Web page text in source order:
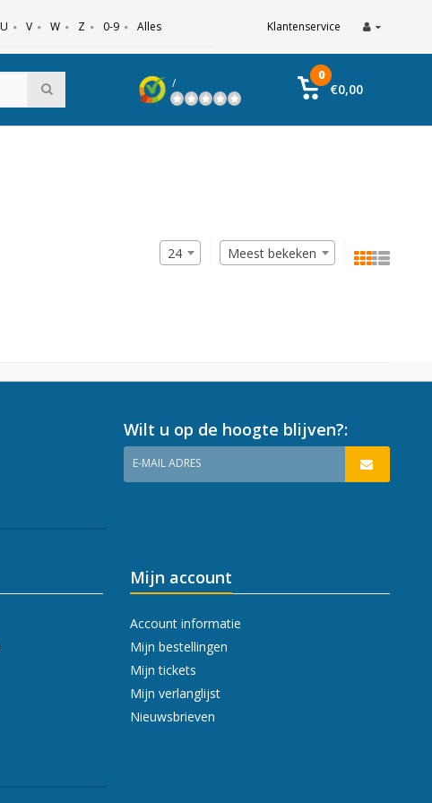
U V W Z 0-9 Alles Klantenservice
/
0
€0,00
Meest bekeken
24
Wilt u op de hoogte blijven?:
E-MAIL ADRES
Mijn account
Account informatie
Mijn bestellingen
Mijn tickets
Mijn verlanglijst
Nieuwsbrieven